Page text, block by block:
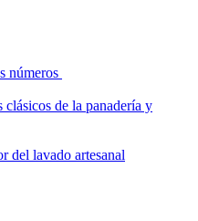
números
de la panadería y
del lavado artesanal